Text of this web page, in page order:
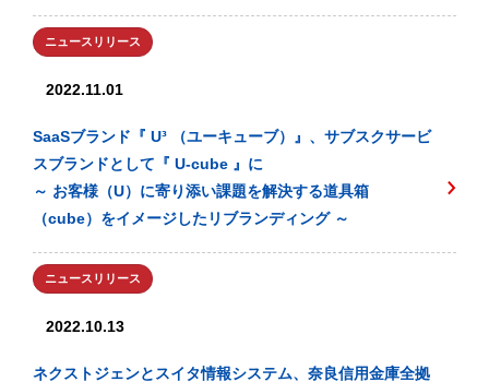
ニュースリリース
2022.11.01
SaaSブランド『 U³ （ユーキューブ）』、サブスクサービ
スブランドとして『 U-cube 』に
～ お客様（U）に寄り添い課題を解決する道具箱
（cube）をイメージしたリブランディング ～
ニュースリリース
2022.10.13
ネクストジェンとスイタ情報システム、奈良信用金庫全拠